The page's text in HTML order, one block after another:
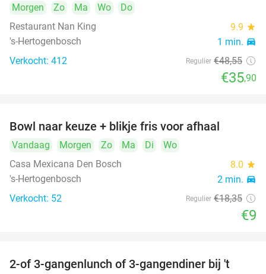
Morgen Zo Ma Wo
Do
Restaurant Nan King
9.9 star
's-Hertogenbosch 1 min. directions_car
Verkocht: 412 Regulier €48,55
€35,90
Bowl naar keuze + blikje fris voor afhaal
Vandaag Morgen Zo Ma Di
Wo
Casa Mexicana Den Bosch
8.0 star
's-Hertogenbosch 2 min. directions_car
Verkocht: 52 Regulier €18,35
€9
35%
2-of 3-gangenlunch of 3-gangendiner bij 't